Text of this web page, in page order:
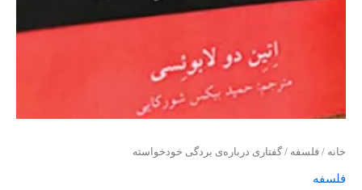
خانه / فلسفه / گفتاری درباره‌ی بردگی خودخواسته
فلسفه